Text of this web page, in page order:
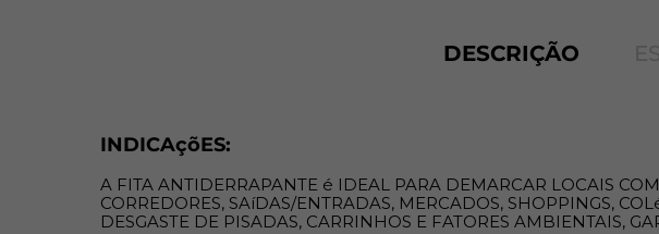
DESCRIÇÃO
INDICAçõES:
A FITA ANTIDERRAPANTE é IDEAL PARA DEMARCAR LOCAIS
CORREDORES, SAíDAS/ENTRADAS, MERCADOS, SHOPPINGS,
DESGASTE DE PISADAS, CARRINHOS E FATORES AMBIENTAIS,